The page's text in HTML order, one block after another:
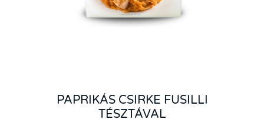
PAPRIKÁS CSIRKE FUSILLI
TÉSZTÁVAL